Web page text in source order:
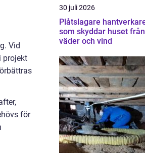
Vid
projekt
för
30 juli 2026
Plåtslagare hantverkaren
som skyddar huset från
väder och vind